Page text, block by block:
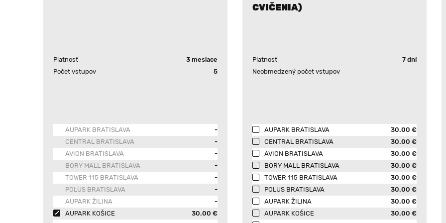
Platnosť
3 mesiace
Počet vstupov
5
AUPARK BRATISLAVA
-
CENTRAL BRATISLAVA
-
AVION BRATISLAVA
-
BORY MALL BRATISLAVA
-
TOWER 115 BRATISLAVA
-
POLUS BRATISLAVA
-
AUPARK ŽILINA
-
AUPARK KOŠICE
30.00 €
CVIČENIA)
Platnosť
7 dní
Neobmedzený počet vstupov
AUPARK BRATISLAVA
30.00 €
CENTRAL BRATISLAVA
30.00 €
AVION BRATISLAVA
30.00 €
BORY MALL BRATISLAVA
30.00 €
TOWER 115 BRATISLAVA
30.00 €
POLUS BRATISLAVA
30.00 €
AUPARK ŽILINA
30.00 €
AUPARK KOŠICE
30.00 €